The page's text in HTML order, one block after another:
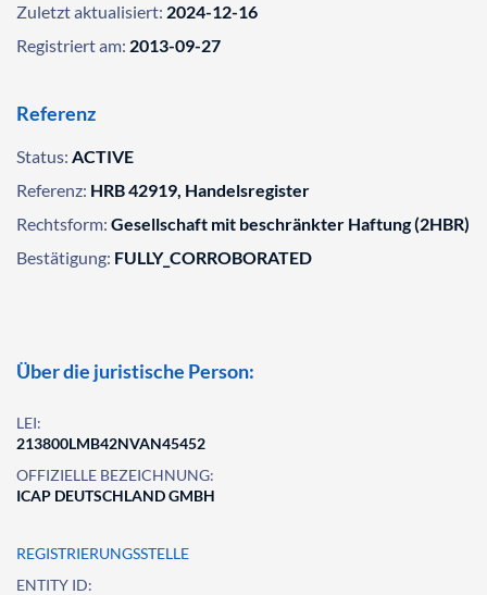
Zuletzt aktualisiert: 2024-12-16
Registriert am: 2013-09-27
Referenz
Status: ACTIVE
Referenz: HRB 42919, Handelsregister
Rechtsform: Gesellschaft mit beschränkter Haftung (2HBR)
Bestätigung: FULLY_CORROBORATED
Über die juristische Person:
LEI:
213800LMB42NVAN45452
OFFIZIELLE BEZEICHNUNG:
ICAP DEUTSCHLAND GMBH
REGISTRIERUNGSSTELLE
ENTITY ID: